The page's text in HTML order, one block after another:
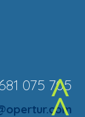
^
075 705